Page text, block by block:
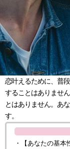
恋叶えるために、普
することはありませ
とはありません。あ
す。
・【あなたの基本